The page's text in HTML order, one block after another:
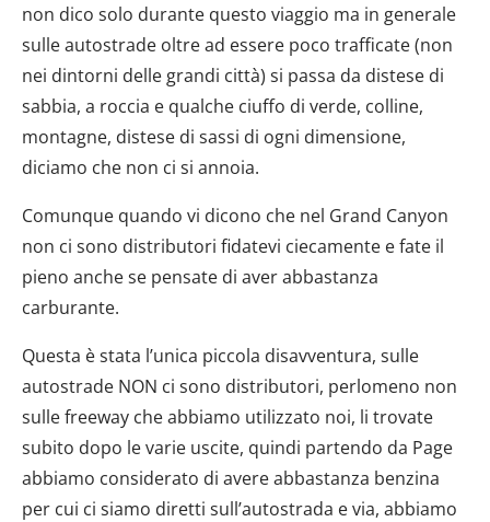
non dico solo durante questo viaggio ma in generale
sulle autostrade oltre ad essere poco trafficate (non
nei dintorni delle grandi città) si passa da distese di
sabbia, a roccia e qualche ciuffo di verde, colline,
montagne, distese di sassi di ogni dimensione,
diciamo che non ci si annoia.
Comunque quando vi dicono che nel Grand Canyon
non ci sono distributori fidatevi ciecamente e fate il
pieno anche se pensate di aver abbastanza
carburante.
Questa è stata l’unica piccola disavventura, sulle
autostrade NON ci sono distributori, perlomeno non
sulle freeway che abbiamo utilizzato noi, li trovate
subito dopo le varie uscite, quindi partendo da Page
abbiamo considerato di avere abbastanza benzina
per cui ci siamo diretti sull’autostrada e via, abbiamo